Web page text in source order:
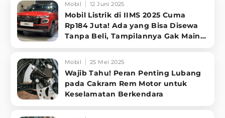
Mobil 12 Juni 2025
Mobil Listrik di IIMS 2025 Cuma
Rp184 Juta! Ada yang Bisa Disewa
Tanpa Beli, Tampilannya Gak Main-
Mobil 25 Mei 2025
Wajib Tahu! Peran Penting Lubang
pada Cakram Rem Motor untuk
Keselamatan Berkendara